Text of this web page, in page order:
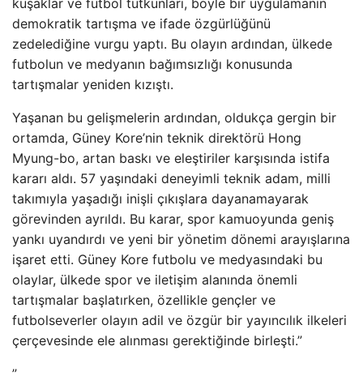
kuşaklar ve futbol tutkunları, böyle bir uygulamanın
demokratik tartışma ve ifade özgürlüğünü
zedelediğine vurgu yaptı. Bu olayın ardından, ülkede
futbolun ve medyanın bağımsızlığı konusunda
tartışmalar yeniden kızıştı.
Yaşanan bu gelişmelerin ardından, oldukça gergin bir
ortamda, Güney Kore’nin teknik direktörü Hong
Myung-bo, artan baskı ve eleştiriler karşısında istifa
kararı aldı. 57 yaşındaki deneyimli teknik adam, milli
takımıyla yaşadığı inişli çıkışlara dayanamayarak
görevinden ayrıldı. Bu karar, spor kamuoyunda geniş
yankı uyandırdı ve yeni bir yönetim dönemi arayışlarına
işaret etti. Güney Kore futbolu ve medyasındaki bu
olaylar, ülkede spor ve iletişim alanında önemli
tartışmalar başlatırken, özellikle gençler ve
futbolseverler olayın adil ve özgür bir yayıncılık ilkeleri
çerçevesinde ele alınması gerektiğinde birleşti.”
”